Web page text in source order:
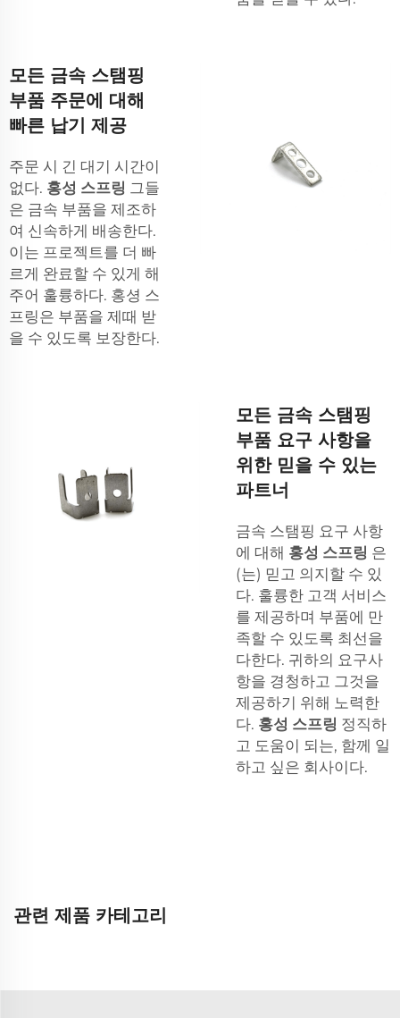
모든 금속 스탬핑
부품 주문에 대해
빠른 납기 제공
주문 시 긴 대기 시간이
없다. 홍성 스프링 그들
은 금속 부품을 제조하
여 신속하게 배송한다.
이는 프로젝트를 더 빠
르게 완료할 수 있게 해
주어 훌륭하다. 홍셩 스
프링은 부품을 제때 받
을 수 있도록 보장한다.
모든 금속 스탬핑
부품 요구 사항을
위한 믿을 수 있는
파트너
금속 스탬핑 요구 사항
에 대해 홍성 스프링 은
(는) 믿고 의지할 수 있
다. 훌륭한 고객 서비스
를 제공하며 부품에 만
족할 수 있도록 최선을
다한다. 귀하의 요구사
항을 경청하고 그것을
제공하기 위해 노력한
다. 홍성 스프링 정직하
고 도움이 되는, 함께 일
하고 싶은 회사이다.
관련 제품 카테고리